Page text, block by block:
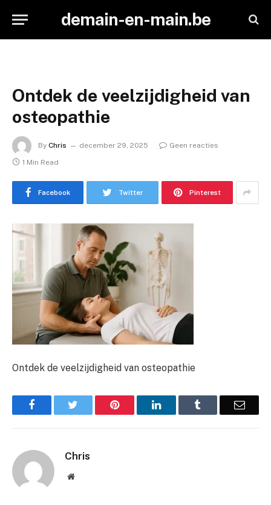
demain-en-main.be
Ontdek de veelzijdigheid van
osteopathie
By Chris december 29, 2025
Geen reacties
1 Min Read
Facebook Twitter Pinterest
Ontdek de veelzijdigheid van osteopathie
Facebook Pinterest LinkedIn Email
Chris
Website